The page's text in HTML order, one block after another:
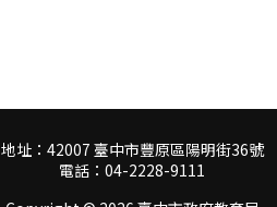
地址：42007 臺中市豐原區陽明街36號
電話：04-2228-9111